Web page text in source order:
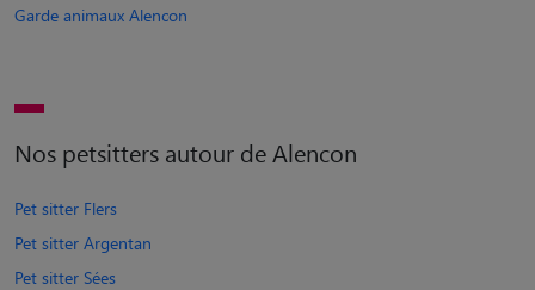
Garde animaux Alencon
Nos petsitters autour de Alencon
Pet sitter Flers
Pet sitter Argentan
Pet sitter Sées